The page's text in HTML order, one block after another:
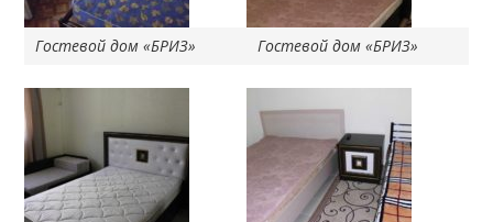
Гостевой дом «БРИЗ» Гостевой дом «БРИЗ»